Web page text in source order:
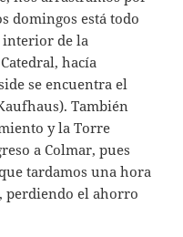
domingos está todo
interior de la
hacía
se encuentra el
También
y la Torre
a Colmar, pues
tardamos una hora
perdiendo el ahorro